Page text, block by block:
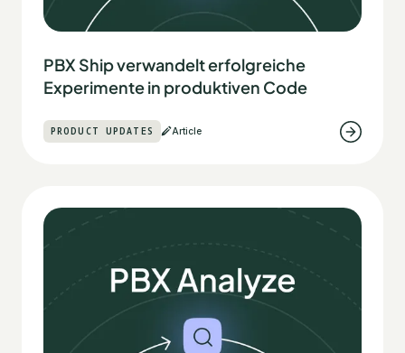
PBX Ship verwandelt erfolgreiche
Experimente in produktiven Code
PRODUCT UPDATES Article